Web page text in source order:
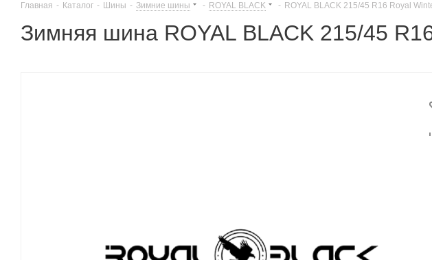
Главная - Каталог - Шины - Зимние шины - ROYAL BLACK - ROYAL BLACK 215/45 R16 Royal
Зимняя шина ROYAL BLACK 215/45